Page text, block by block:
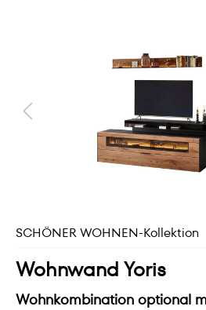
SCHÖNER WOHNEN-Kollektion
Wohnwand Yoris
Wohnkombination optional